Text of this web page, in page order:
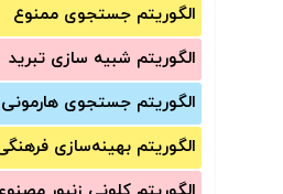
الگوریتم جستجوی ممنوع
الگوریتم شبیه سازی تبرید
الگوریتم جستجوی هارمونی
الگوریتم بهینه‌سازی